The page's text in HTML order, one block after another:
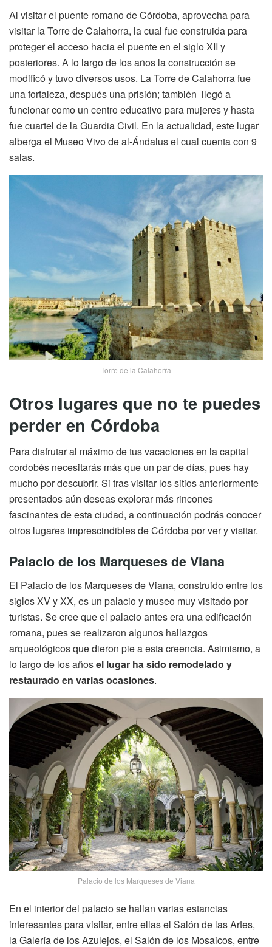
Al visitar el puente romano de Córdoba, aprovecha para
visitar la Torre de Calahorra, la cual fue construida para
proteger el acceso hacia el puente en el siglo XII y
posteriores. A lo largo de los años la construcción se
modificó y tuvo diversos usos. La Torre de Calahorra fue
una fortaleza, después una prisión; también llegó a
funcionar como un centro educativo para mujeres y hasta
fue cuartel de la Guardia Civil. En la actualidad, este lugar
alberga el Museo Vivo de al-Ándalus el cual cuenta con 9
salas.
Torre de la Calahorra
Otros lugares que no te puedes
perder en Córdoba
Para disfrutar al máximo de tus vacaciones en la capital
cordobés necesitarás más que un par de días, pues hay
mucho por descubrir. Si tras visitar los sitios anteriormente
presentados aún deseas explorar más rincones
fascinantes de esta ciudad, a continuación podrás conocer
otros lugares imprescindibles de Córdoba por ver y visitar.
Palacio de los Marqueses de Viana
El Palacio de los Marqueses de Viana, construido entre los
siglos XV y XX, es un palacio y museo muy visitado por
turistas. Se cree que el palacio antes era una edificación
romana, pues se realizaron algunos hallazgos
arqueológicos que dieron pie a esta creencia. Asimismo, a
lo largo de los añosel lugar ha sido remodelado y
restaurado en varias ocasiones.
Palacio de los Marqueses de Viana
En el interior del palacio se hallan varias estancias
interesantes para visitar, entre ellas el Salón de las Artes,
la Galería de los Azulejos, el Salón de los Mosaicos, entre